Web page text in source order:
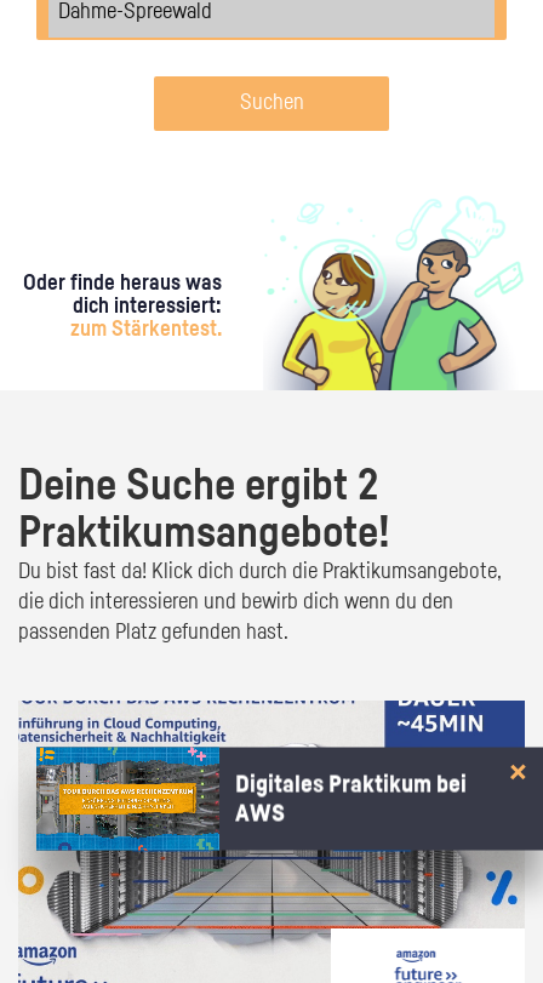
Suchen
Oder finde heraus was
dich interessiert:
zum Stärkentest.
Deine Suche ergibt 2
Praktikumsangebote!
Du bist fast da! Klick dich durch die Praktikumsangebote,
die dich interessieren und bewirb dich wenn du den
passenden Platz gefunden hast.
Digitales Praktikum bei
AWS